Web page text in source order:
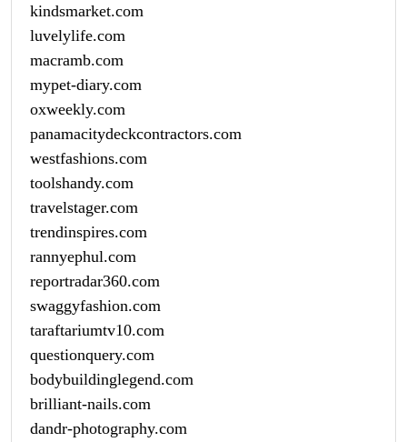
kindsmarket.com
luvelylife.com
macramb.com
mypet-diary.com
oxweekly.com
panamacitydeckcontractors.com
westfashions.com
toolshandy.com
travelstager.com
trendinspires.com
rannyephul.com
reportradar360.com
swaggyfashion.com
taraftariumtv10.com
questionquery.com
bodybuildinglegend.com
brilliant-nails.com
dandr-photography.com